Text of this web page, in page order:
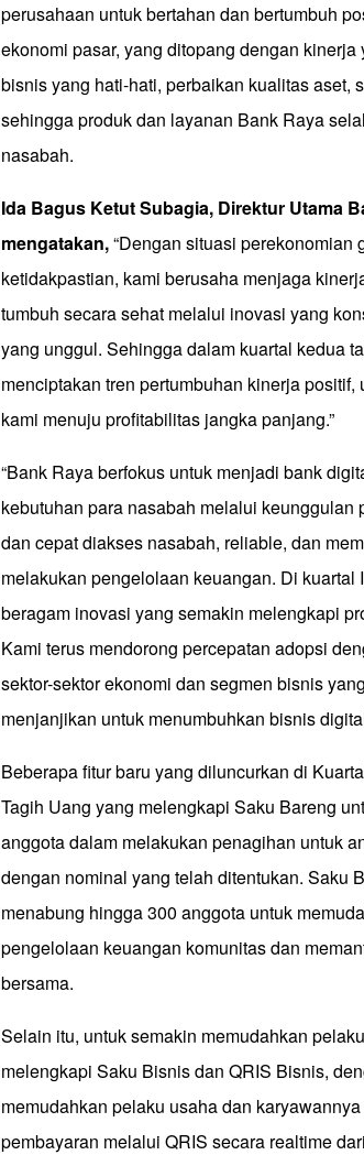
perusahaan untuk bertahan dan bertumbuh
ekonomi pasar, yang ditopang dengan
bisnis yang hati-hati, perbaikan kualitas aset,
sehingga produk dan layanan Bank Raya
nasabah.
Ida Bagus Ketut Subagia, Direktur Utama
mengatakan,“Dengan situasi perekonomian
ketidakpastian, kami berusaha menjaga
tumbuh secara sehat melalui inovasi yang
yang unggul. Sehingga dalam kuartal kedua
menciptakan tren pertumbuhan kinerja
kami menuju profitabilitas jangka panjang.”
“Bank Raya berfokus untuk menjadi bank
kebutuhan para nasabah melalui keunggulan
dan cepat diakses nasabah, reliable, dan
melakukan pengelolaan keuangan. Di kuartal
beragam inovasi yang semakin melengkapi
Kami terus mendorong percepatan adopsi
sektor-sektor ekonomi dan segmen bisnis
menjanjikan untuk menumbuhkan bisnis
Beberapa fitur baru yang diluncurkan di
Tagih Uang yang melengkapi Saku Bareng
anggota dalam melakukan penagihan untuk
dengan nominal yang telah ditentukan. Saku
menabung hingga 300 anggota untuk
pengelolaan keuangan komunitas dan
bersama.
Selain itu, untuk semakin memudahkan
melengkapi Saku Bisnis dan QRIS Bisnis,
memudahkan pelaku usaha dan
pembayaran melalui QRIS secara realtime